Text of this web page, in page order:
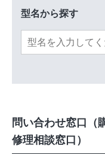
型名から探す
問い合わせ窓口（
修理相談窓口）